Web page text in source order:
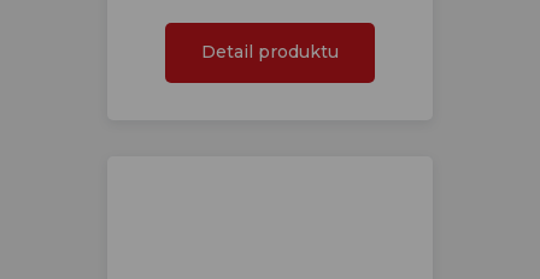
Detail produktu